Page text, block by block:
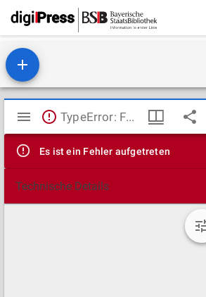
Mirador
Viewer
TypeError: Failed to fetch
Es ist ein Fehler aufgetreten
Technische Details